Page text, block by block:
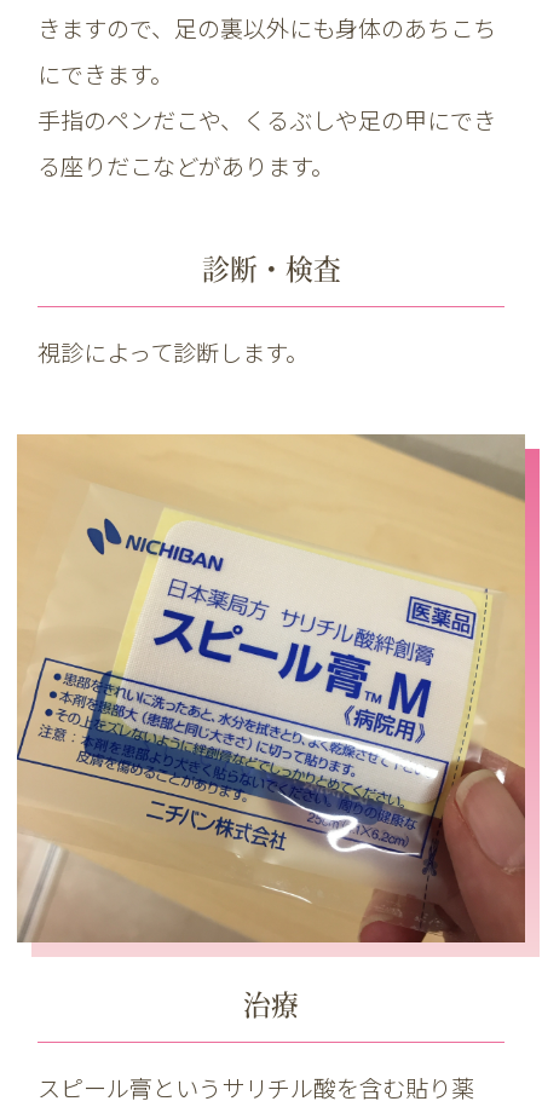
きますので、足の裏以外にも身体のあちこち
にできます。
手指のペンだこや、くるぶしや足の甲にでき
る座りだこなどがあります。
診断・検査
視診によって診断します。
治療
スピール膏というサリチル酸を含む貼り薬